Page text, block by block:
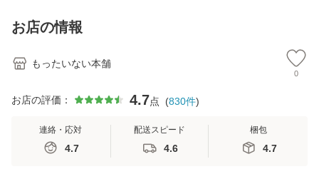
恵 藤本幸三 / 南江
堂 [単行
お店の情報
もったいない本舗
0
お店の評価： 4.7点 (830件)
連絡・応対
4.7
配送スピード
4.6
梱包
4.7